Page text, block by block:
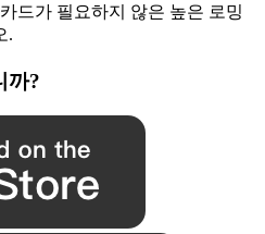
드가 필요하지 않은 높은 로밍
.
까?